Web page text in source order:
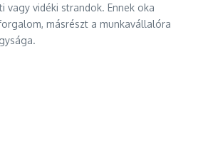
vagy vidéki strandok. Ennek oka
másrészt a munkavállalóra